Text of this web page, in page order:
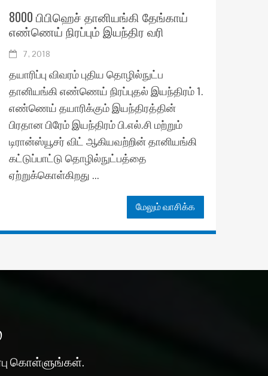
8000 பிபிஹெச் தானியங்கி தேங்காய்
எண்ணெய் நிரப்பும் இயந்திர வரி
7, 2018
தயாரிப்பு விவரம் புதிய தொழில்நுட்ப
தானியங்கி எண்ணெய் நிரப்புதல் இயந்திரம் 1.
எண்ணெய் தயாரிக்கும் இயந்திரத்தின்
பிரதான பிரேம் இயந்திரம் பி.எல்.சி மற்றும்
டிரான்ஸ்யூசர் விட் ஆகியவற்றின் தானியங்கி
கட்டுப்பாட்டு தொழில்நுட்பத்தை
ஏற்றுக்கொள்கிறது ...
மேலும் வாசிக்க
கொள்ளுங்கள்.